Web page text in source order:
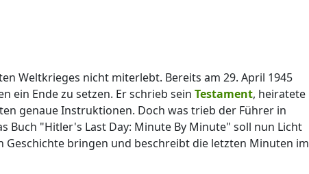
Weltkrieges nicht miterlebt. Bereits am 29. April 1945
ein Ende zu setzen. Er schrieb sein Testament, heiratete
genaue Instruktionen. Doch was trieb der Führer in
Buch "Hitler's Last Day: Minute By Minute" soll nun Licht
Geschichte bringen und beschreibt die letzten Minuten im